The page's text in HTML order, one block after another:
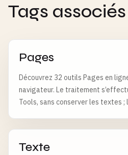
Tags associés
Pages
Découvrez 32 outils Pages en
navigateur. Le traitement
Tools, sans conserver les textes
Texte